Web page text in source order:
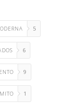
5
6
9
MITO 1